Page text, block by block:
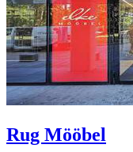
Rug Mööbel